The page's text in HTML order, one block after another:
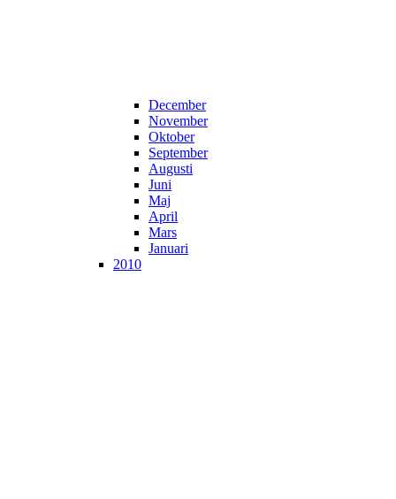
December
November
Oktober
September
Augusti
Juni
Maj
April
Mars
Januari
2010